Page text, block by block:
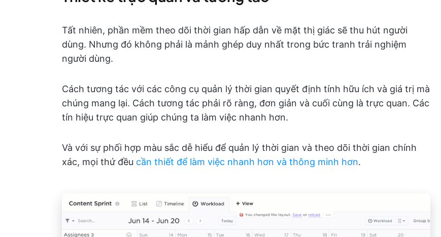
Tất nhiên, phần mềm theo dõi thời gian hấp dẫn về mặt thị giác sẽ thu hút người
dùng. Nhưng đó không phải là mảnh ghép duy nhất trong bức tranh trải nghiệm
người dùng.
Cách tương tác với các công cụ quản lý thời gian quyết định tính hữu ích và giá trị mà
chúng mang lại. Cách tương tác phải rõ ràng, đơn giản và cuối cùng là trực quan. Các
tín hiệu trực quan giúp chúng ta làm việc nhanh hơn.
Và với sự phối hợp màu sắc dễ hiểu để quản lý thời gian và theo dõi thời gian chính
xác, mọi thứ đều cần thiết để làm việc nhanh hơn và thông minh hơn.